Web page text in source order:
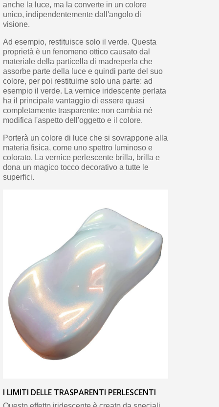
anche la luce, ma la converte in un colore
unico, indipendentemente dall'angolo di
visione.
Ad esempio, restituisce solo il verde. Questa
proprietà è un fenomeno ottico causato dal
materiale della particella di madreperla che
assorbe parte della luce e quindi parte del suo
colore, per poi restituirne solo una parte: ad
esempio il verde. La vernice iridescente perlata
ha il principale vantaggio di essere quasi
completamente trasparente: non cambia né
modifica l'aspetto dell'oggetto e il colore.
Porterà un colore di luce che si sovrappone alla
materia fisica, come uno spettro luminoso e
colorato. La vernice perlescente brilla, brilla e
dona un magico tocco decorativo a tutte le
superfici.
I LIMITI DELLE TRASPARENTI PERLESCENTI